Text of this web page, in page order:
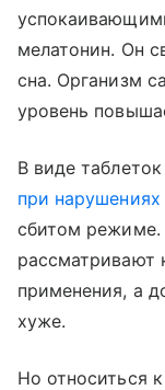
мелатонин. Он
сна. Организм
уровень
В виде
при нарушениях
сбитом режиме.
рассматривают
применения, а
хуже.
Но относиться